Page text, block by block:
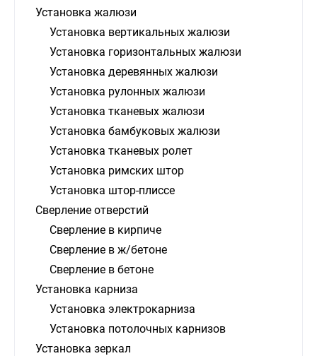
Установка жалюзи
Установка вертикальных жалюзи
Установка горизонтальных жалюзи
Установка деревянных жалюзи
Установка рулонных жалюзи
Установка тканевых жалюзи
Установка бамбуковых жалюзи
Установка тканевых ролет
Установка римских штор
Установка штор-плиссе
Сверление отверстий
Сверление в кирпиче
Сверление в ж/бетоне
Сверление в бетоне
Установка карниза
Установка электрокарниза
Установка потолочных карнизов
Установка зеркал